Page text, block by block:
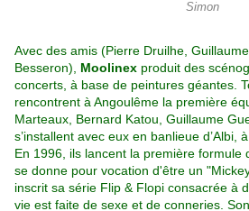
Simon
Avec des amis (Pierre Druilhe,
Besseron), Moolinex produit des
concerts, à base de peintures géantes.
rencontrent à Angoulême la première
Marteaux, Bernard Katou, Guillaume
s’installent avec eux en banlieue d’Albi,
En 1996, ils lancent la première formule
se donne pour vocation d'être un
inscrit sa série Flip & Flopi consacrée à
vie est faite de sexe et de conneries.